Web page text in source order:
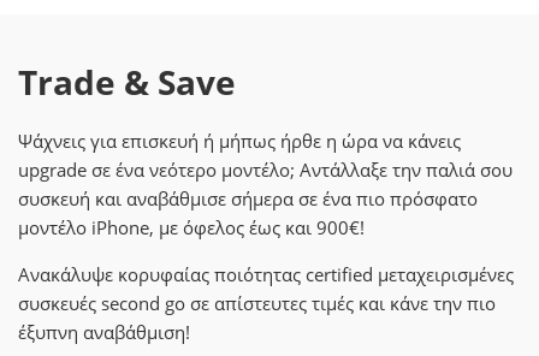
Trade & Save
Ψάχνεις για επισκευή ή μήπως ήρθε η ώρα να κάνεις
upgrade σε ένα νεότερο μοντέλο; Αντάλλαξε την παλιά σου
συσκευή και αναβάθμισε σήμερα σε ένα πιο πρόσφατο
μοντέλο iPhone, με όφελος έως και 900€!
Ανακάλυψε κορυφαίας ποιότητας certified μεταχειρισμένες
συσκευές second go σε απίστευτες τιμές και κάνε την πιο
έξυπνη αναβάθμιση!